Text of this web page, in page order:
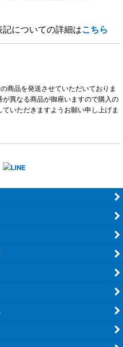
についての詳細はこちら
商品を発送させていただいておりま
異なる商品が御座いますので購入の
いただきますようお願い申し上げま